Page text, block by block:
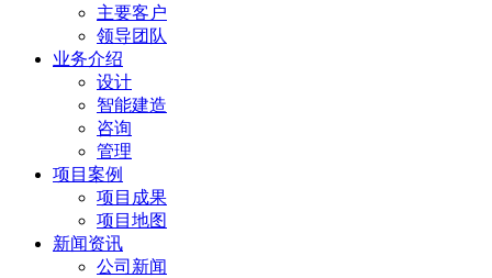
主要客户
领导团队
业务介绍
设计
智能建造
咨询
管理
项目案例
项目成果
项目地图
新闻资讯
公司新闻